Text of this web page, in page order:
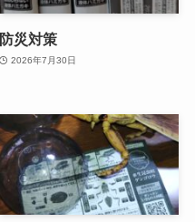
防災対策
2026年7月30日